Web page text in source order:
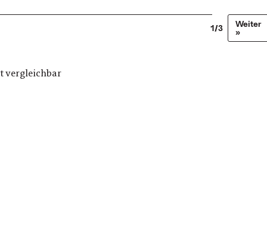
vergleichbar
1/3
Weiter
»